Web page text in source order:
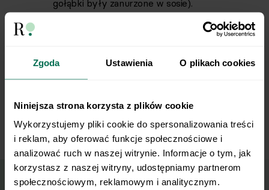
Zgoda Ustawienia O plikach cookies
Niniejsza strona korzysta z plików cookie
Wykorzystujemy pliki cookie do spersonalizowania treści
i reklam, aby oferować funkcje społecznościowe i
analizować ruch w naszej witrynie. Informacje o tym, jak
korzystasz z naszej witryny, udostępniamy partnerom
społecznościowym, reklamowym i analitycznym.
gołąbki były zanurzone w sosie).
Przykrywamy i dusimy na małym ogniu przez
potrząsamy garnkiem.
8
Podajemy gołąbki z sosem z garnka, posypane
resztą koperku.